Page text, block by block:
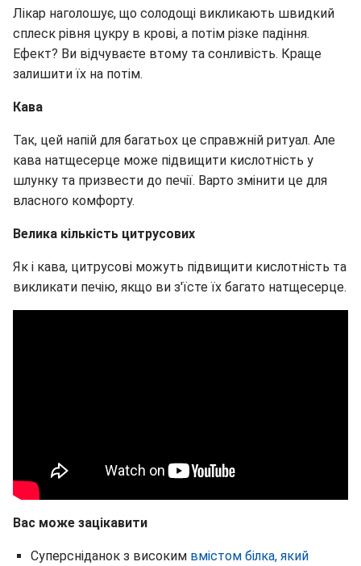
Лікар наголошує, що солодощі викликають швидкий
сплеск рівня цукру в крові, а потім різке падіння.
Ефект? Ви відчуваєте втому та сонливість. Краще
залишити їх на потім.
Кава
Так, цей напій для багатьох це справжній ритуал. Але
кава натщесерце може підвищити кислотність у
шлунку та призвести до печії. Варто змінити це для
власного комфорту.
Велика кількість цитрусових
Як і кава, цитрусові можуть підвищити кислотність та
викликати печію, якщо ви з'їсте їх багато натщесерце.
Вас може зацікавити
Суперсніданок з високим вмістом білка, який